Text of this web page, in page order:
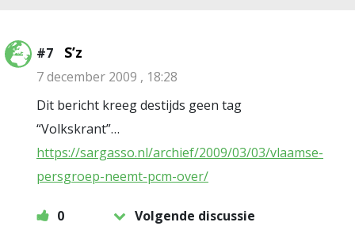
#7 S’z
7 december 2009 , 18:28
Dit bericht kreeg destijds geen tag
“Volkskrant”…
https://sargasso.nl/archief/2009/03/03/vlaamse-
persgroep-neemt-pcm-over/
0
Volgende discussie